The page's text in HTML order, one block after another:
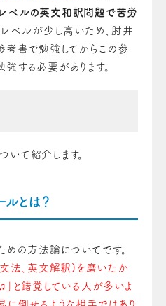
ベルの英文和訳問題で苦労
レベルが少し高いため、肘井
書で勉強してからこの参
する必要があります。
て紹介します。
とは？
めの方法論についてです。
文法、英文解釈)を磨いたか
と錯覚している人が多いよ